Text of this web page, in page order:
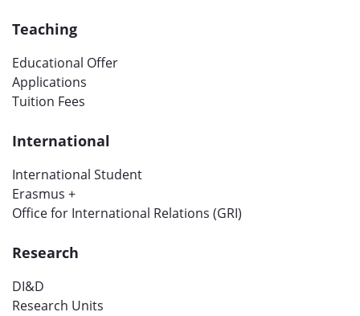
Teaching
Educational Offer
Applications
Tuition Fees
International
International Student
Erasmus +
Office for International Relations (GRI)
Research
DI&D
Research Units